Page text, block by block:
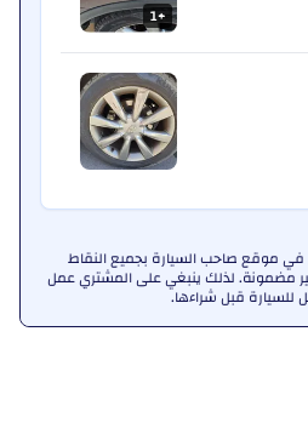
+
1
موقع صاحب السيارة بجميع النقاط
مضمونة. لذلك ينبغي على المشتري عمل
قبل شراءها.